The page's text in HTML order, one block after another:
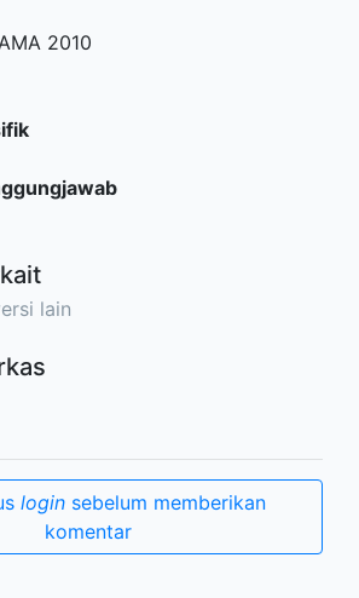
2010
lain
loginsebelum memberikan
komentar